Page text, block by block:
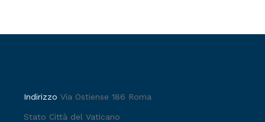
IndirizzoVia Ostiense 186 Roma
Stato Città del Vaticano